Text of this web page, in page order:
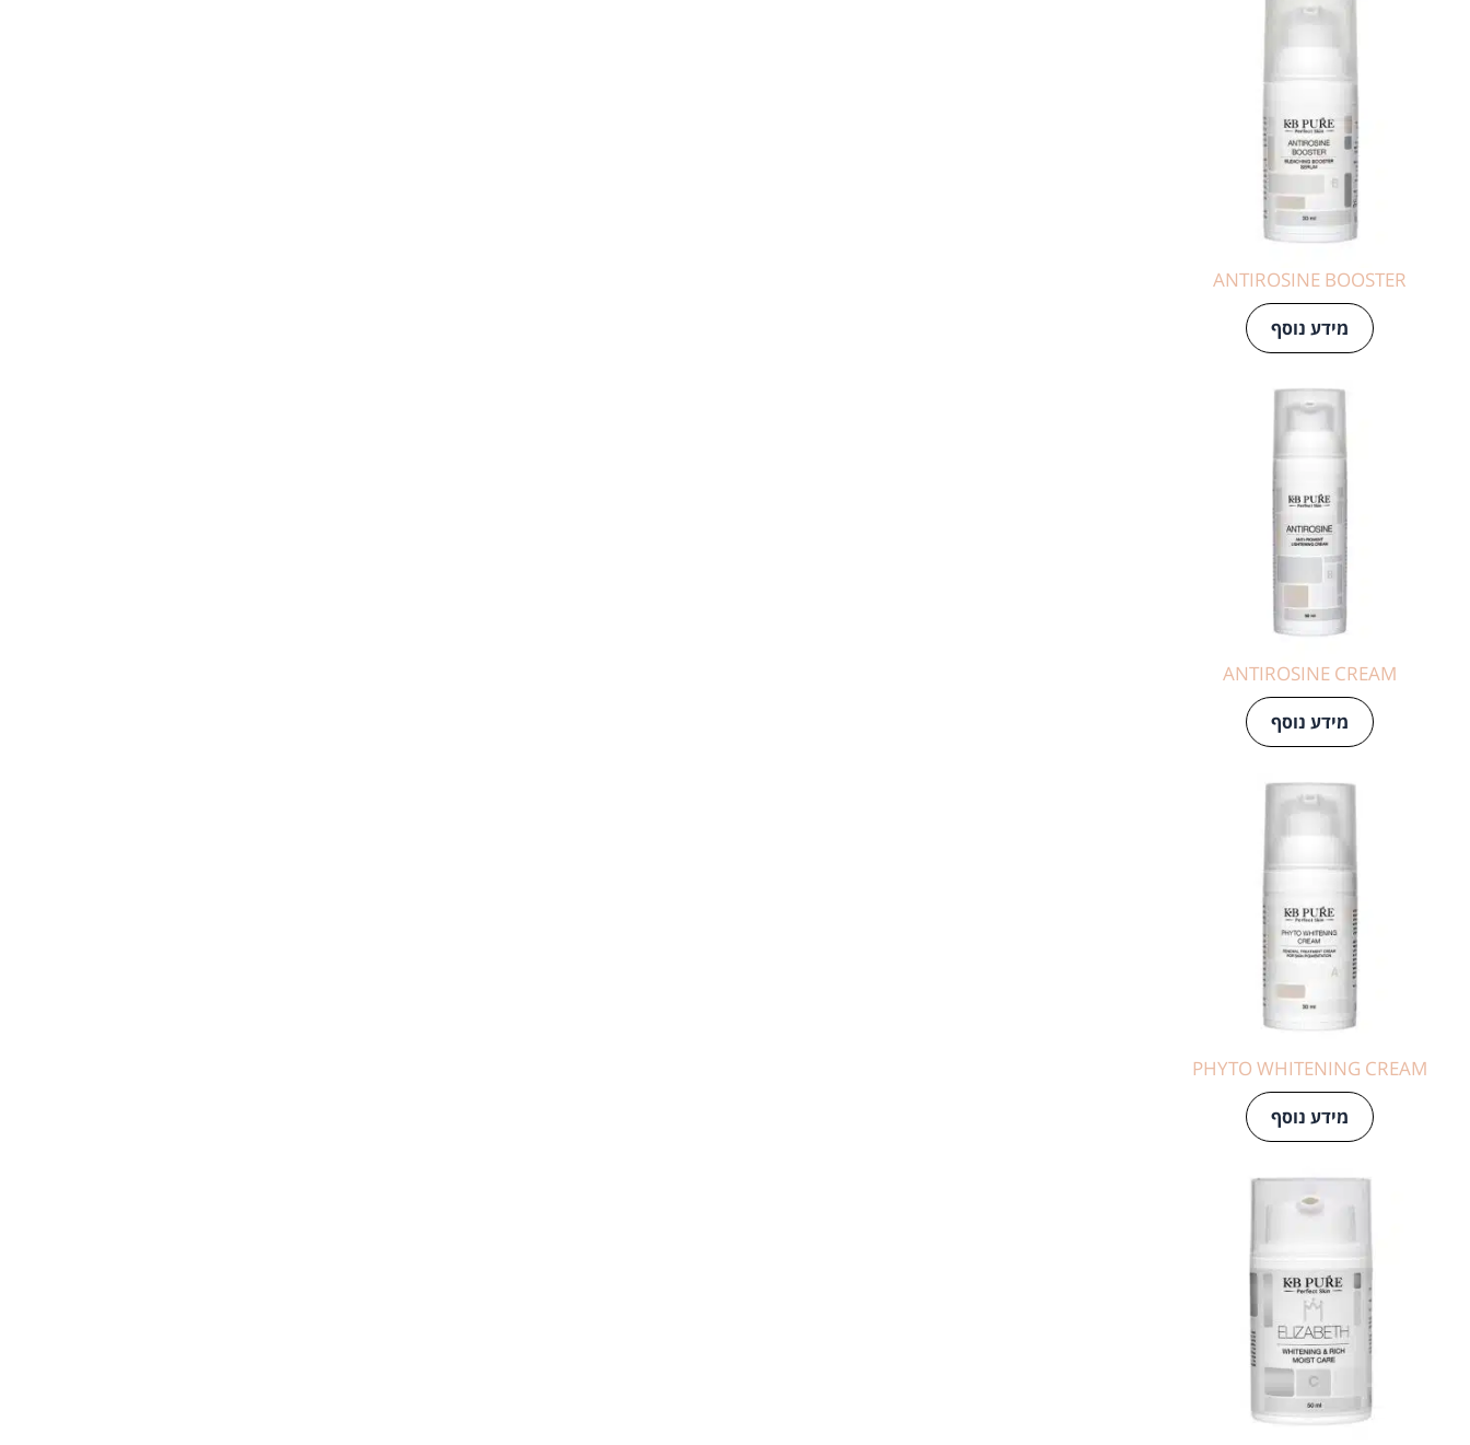
ANTIROSINE BOOSTER
מידע נוסף
ANTIROSINE CREAM
מידע נוסף
PHYTO WHITENING CREAM
מידע נוסף